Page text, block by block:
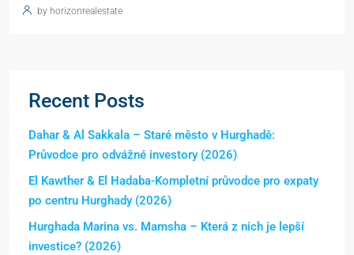
by horizonrealestate
Recent Posts
Dahar & Al Sakkala – Staré město v Hurghadě:
Průvodce pro odvážné investory (2026)
El Kawther & El Hadaba-Kompletní průvodce pro expaty
po centru Hurghady (2026)
Hurghada Marina vs. Mamsha – Která z nich je lepší
investice? (2026)